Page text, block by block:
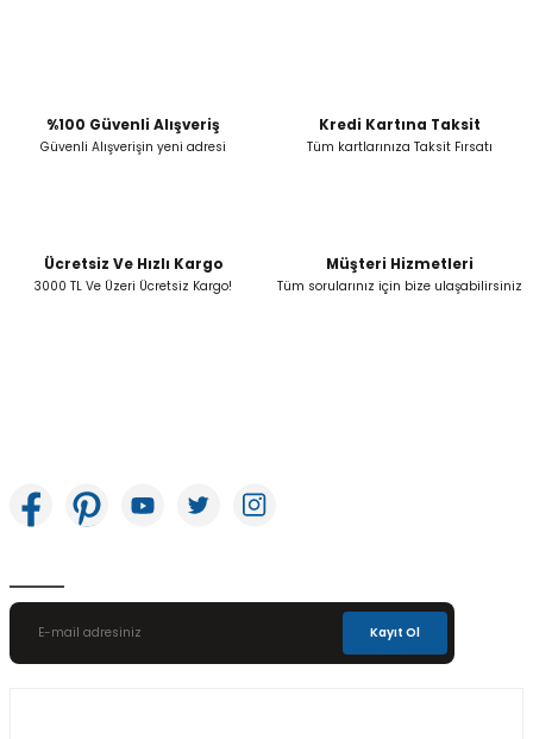
%100 Güvenli Alışveriş
Güvenli Alışverişin yeni adresi
Kredi Kartına Taksit
Tüm kartlarınıza Taksit Fırsatı
Ücretsiz Ve Hızlı Kargo
3000 TL Ve Üzeri Ücretsiz Kargo!
Müşteri Hizmetleri
Tüm sorularınız için bize ulaşabilirsiniz
Kayıt Ol